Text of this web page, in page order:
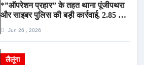
*”ऑपरेशन प्रहार” के तहत थाना पूंजीपथरा
और साइबर पुलिस की बड़ी कार्रवाई, 2.85 टन
Jun 26 , 2026
लैलूंगा